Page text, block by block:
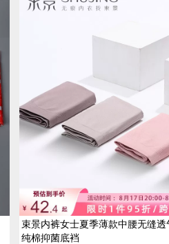
束景内裤女士夏季薄款中腰无缝
纯棉抑菌底裆